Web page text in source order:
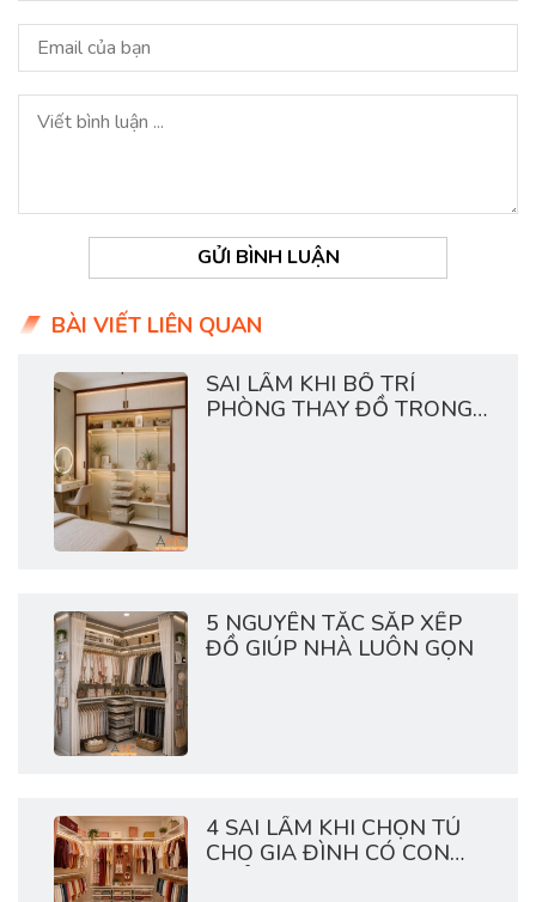
GỬI BÌNH LUẬN
BÀI VIẾT LIÊN QUAN
SAI LẦM KHI BỐ TRÍ
PHÒNG THAY ĐỒ TRONG
5 NGUYÊN TẮC SẮP XẾP
ĐỒ GIÚP NHÀ LUÔN GỌN
4 SAI LẦM KHI CHỌN TỦ
CHO GIA ĐÌNH CÓ CON